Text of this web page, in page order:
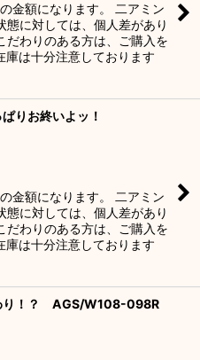
金額になります。 二アミン
態に対しては、個人差があり
だわりのある方は、ご購入を
は十分注意しております
ぱりお終いよッ！
金額になります。 二アミン
態に対しては、個人差があり
だわりのある方は、ご購入を
は十分注意しております
り！？ AGS/W108-098R